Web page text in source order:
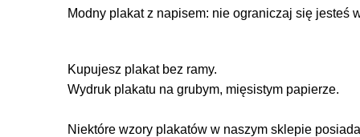
Modny plakat z napisem: nie ograniczaj się jesteś
Kupujesz plakat bez ramy.
Wydruk plakatu na grubym, mięsistym papierze.
Niektóre wzory plakatów w naszym sklepie